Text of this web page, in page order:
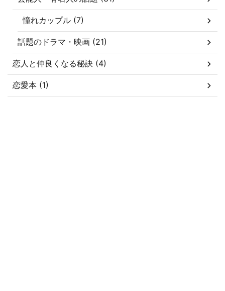
憧れカップル (7)
話題のドラマ・映画 (21)
恋人と仲良くなる秘訣 (4)
恋愛本 (1)